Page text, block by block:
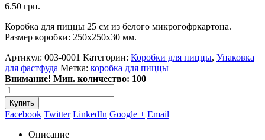
6.50 грн.
Коробка для пиццы 25 см из белого микрогофркартона.
Размер коробки: 250х250х30 мм.
Артикул: 003-0001 Категории: Коробки для пиццы, Упаковка
для фастфуда Метка: коробка для пиццы
Внимание! Мин. количество: 100
Купить
Facebook Twitter LinkedIn Google + Email
Описание